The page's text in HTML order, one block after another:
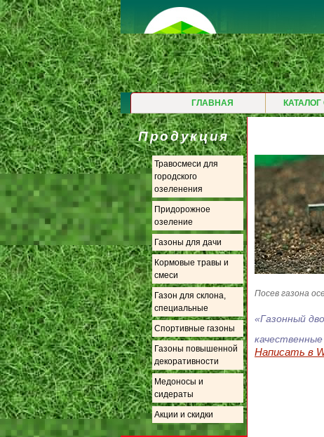
ГЛАВНАЯ
Продукция
Травосмеси для
городского
озеленения
Придорожное
озеление
Газоны для дачи
Кормовые травы и
смеси
Газон для склона,
специальные
Спортивные газоны
Газоны повышенной
декоративности
Медоносы и
сидераты
Акции и скидки
Посев газона
«Газонный
Написать в